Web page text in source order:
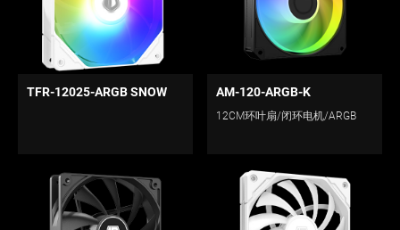
TFR-12025-ARGB SNOW AM-120-ARGB-K
12CM环叶扇/闭环电机/ARGB